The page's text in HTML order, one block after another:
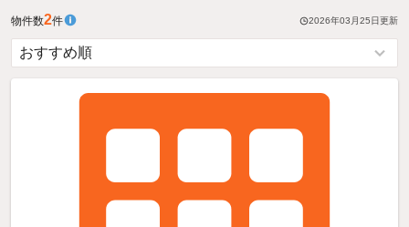
物件数2件 2026年03月25日更新